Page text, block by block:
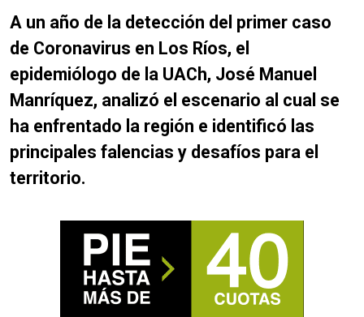
A un año de la detección del primer caso
de Coronavirus en Los Ríos, el
epidemiólogo de la UACh, José Manuel
Manríquez, analizó el escenario al cual se
ha enfrentado la región e identificó las
principales falencias y desafíos para el
territorio.